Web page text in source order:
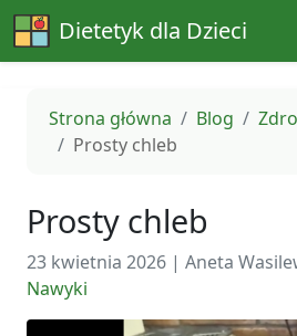
Dietetyk dla Dzieci
Strona główna Blog
Prosty chleb
Prosty chleb
23 kwietnia 2026 | Aneta
Nawyki